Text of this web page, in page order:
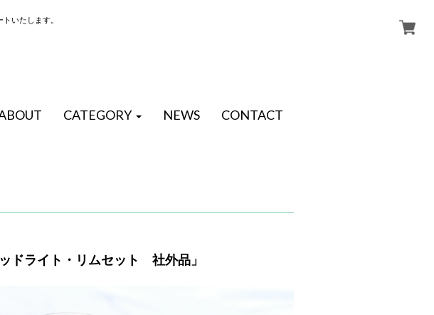
いたします。
CATEGORY NEWS CONTACT
ドライト・リムセット 社外品」